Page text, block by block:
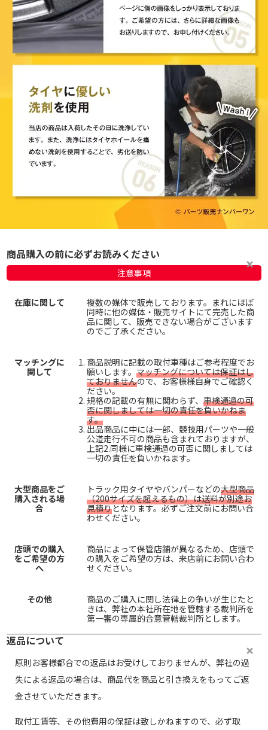
商品購入の前に必ずお読みください
注意事項
在庫に関して
複数の媒体で販売しております。まれにほぼ
同時に他の媒体・販売サイトにて完売した商
品に関して、販売できない場合がございます
のでご了承ください。
マッチングに
関して
商品説明に記載の取付車種はご参考程度でお
願いします。 マッチングについては保証はし
ておりませんので、お客様様自身でご確認く
ださい。
規格の記載の有無に関わらず、 車検通過の可
否に関しましては一切の責任を負いかねま
す。
出品商品に中には一部、競技用パーツや一般
公道走行不可の商品も含まれておりますが、
上記2.同様に車検通過の可否に関しましては
一切の責任を負いかねます。
大型商品をご
購入される場
合
トラック用タイヤやバンパーなどの大型商品
（200サイズを超えるもの）は送料が別途お
見積りとなります。必ずご注文前にお問い合
わせください。
店頭での購入
をご希望の方
へ
商品によって保管店舗が異なるため、店頭で
の購入をご希望の方は、来店前にお問い合わ
せください。
その他
商品のご購入に関し法律上の争いが生じたと
きは、弊社の本社所在地を管轄する裁判所を
第一審の専属的合意管轄裁判所とします。
返品について
原則お客様都合での返品はお受けしておりませんが、弊社の過
失による返品の場合は、商品代を商品と引き換えをもってご返
金させていただきます。
取付工賃等、その他費用の保証は致しかねますので、必ず取